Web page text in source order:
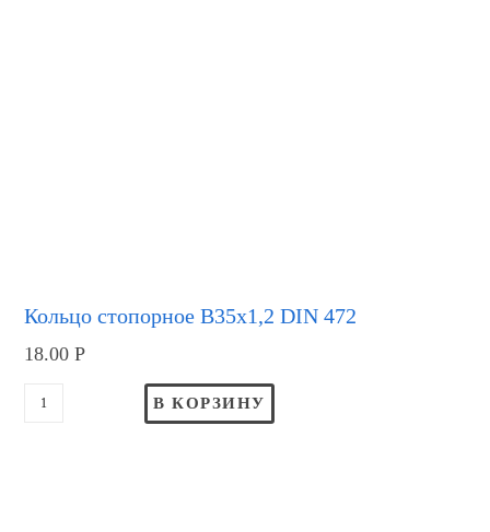
Кольцо стопорное В35х1,2 DIN 472
18.00Р
В КОРЗИНУ